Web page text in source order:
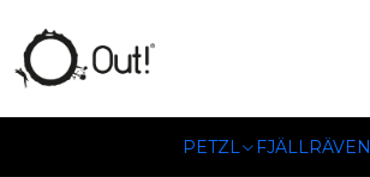
PETZL FJÄLLRÄVEN